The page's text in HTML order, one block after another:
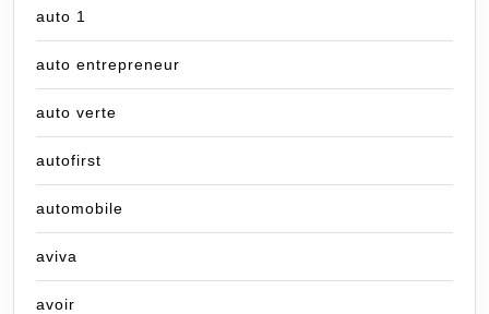
auto 1
auto entrepreneur
auto verte
autofirst
automobile
aviva
avoir